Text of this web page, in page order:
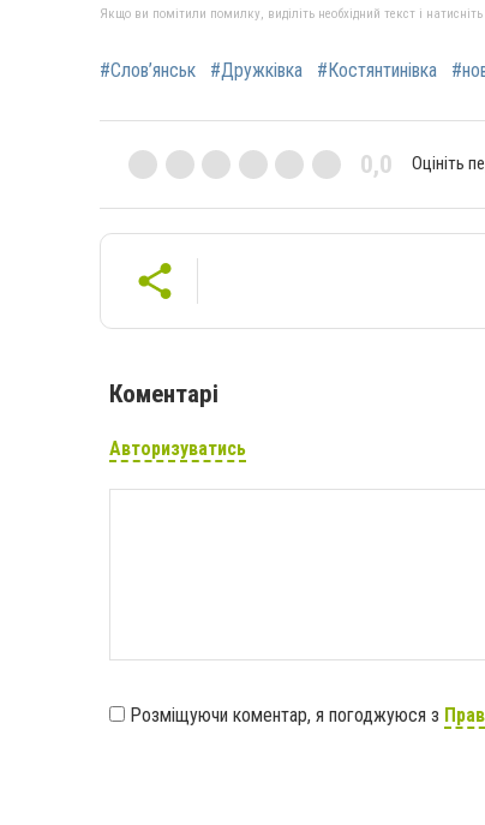
Якщо ви помітили помилку, виділіть необхідний текст і
#Слов’янськ #Дружківка #Костянтинівка
0,0 Оцініть
Коментарі
Авторизуватись
Розміщуючи коментар, я погоджуюся з